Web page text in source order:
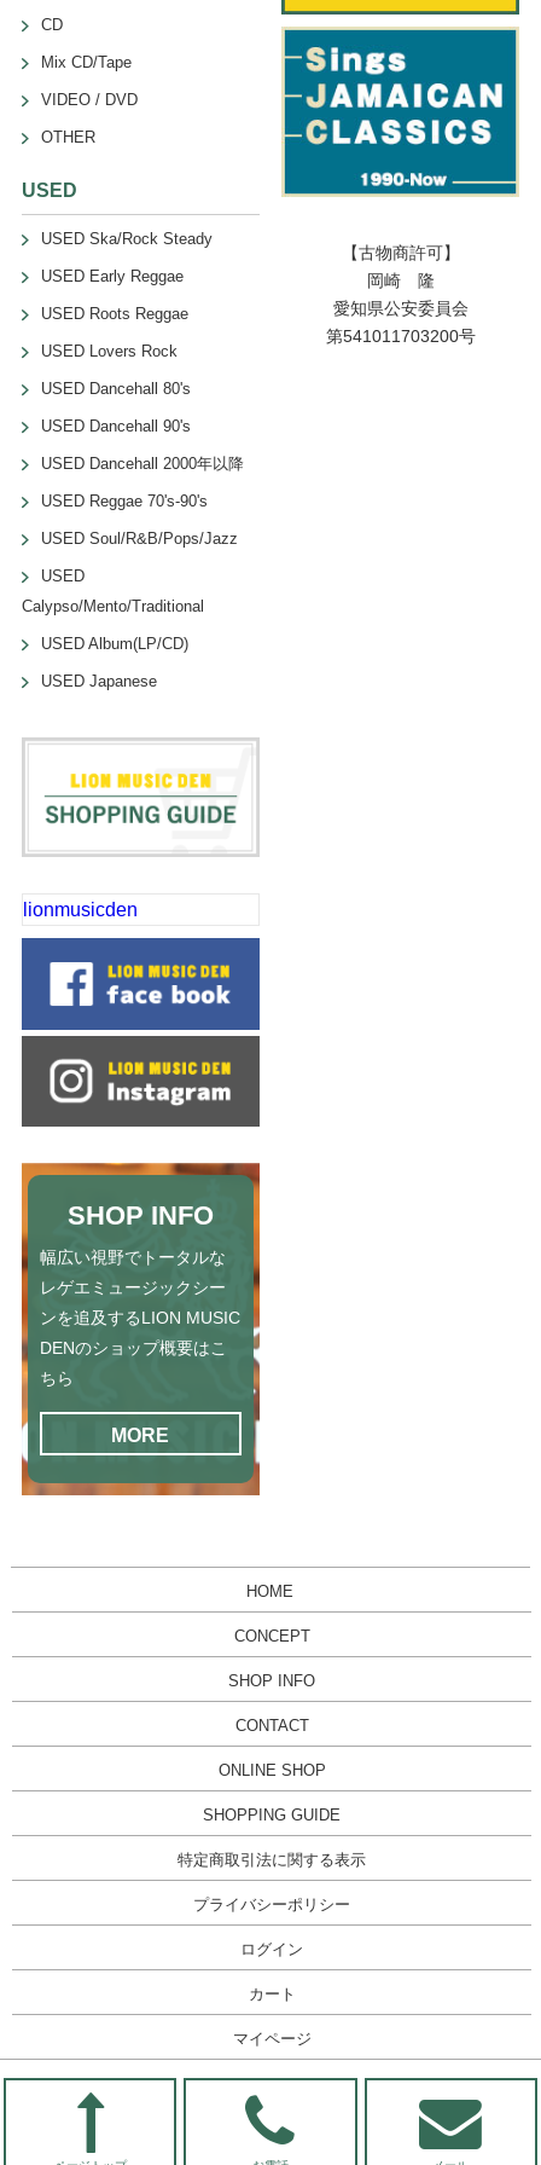
CD
Mix CD/Tape
VIDEO / DVD
OTHER
USED
USED Ska/Rock Steady
USED Early Reggae
USED Roots Reggae
USED Lovers Rock
USED Dancehall 80's
USED Dancehall 90's
USED Dancehall 2000年以降
USED Reggae 70's-90's
USED Soul/R&B/Pops/Jazz
USED
Calypso/Mento/Traditional
USED Album(LP/CD)
USED Japanese
lionmusicden
SHOP INFO
幅広い視野でトータルな
レゲエミュージックシー
ンを追及するLION MUSIC
DENのショップ概要はこ
ちら
MORE
【古物商許可】
岡崎 隆
愛知県公安委員会
第541011703200号
HOME
CONCEPT
SHOP INFO
CONTACT
ONLINE SHOP
SHOPPING GUIDE
特定商取引法に関する表示
プライバシーポリシー
ログイン
カート
マイページ